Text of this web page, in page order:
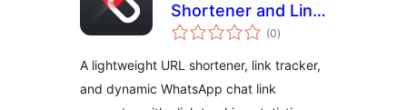
Shortener and Link
Tracker
(0totale
vurderinger
)
A lightweight URL shortener, link tracker,
and dynamic WhatsApp chat link